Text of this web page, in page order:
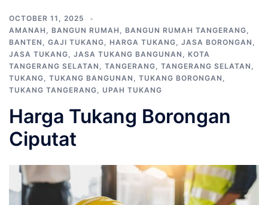
OCTOBER 11, 2025
AMANAH , BANGUN RUMAH , BANGUN RUMAH TANGERANG,
BANTEN , GAJI TUKANG, HARGA TUKANG, JASA BORONGAN ,
JASA TUKANG, JASA TUKANG BANGUNAN , KOTA
TANGERANG SELATAN , TANGERANG, TANGERANG SELATAN ,
TUKANG, TUKANG BANGUNAN , TUKANG BORONGAN ,
TUKANG TANGERANG, UPAH TUKANG
Harga Tukang Borongan
Ciputat